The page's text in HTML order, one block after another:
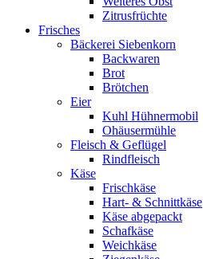
Zitrusfrüchte
Frisches
Bäckerei Siebenkorn
Backwaren
Brot
Brötchen
Eier
Kuhl Hühnermobil
Ohäusermühle
Fleisch & Geflügel
Rindfleisch
Käse
Frischkäse
Hart- & Schnittkäse
Käse abgepackt
Schafkäse
Weichkäse